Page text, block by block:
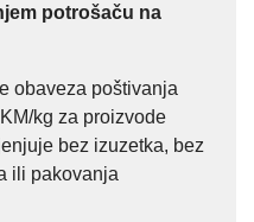
potrošaču na
obaveza poštivanja
kg za proizvode
bez izuzetka, bez
ili pakovanja